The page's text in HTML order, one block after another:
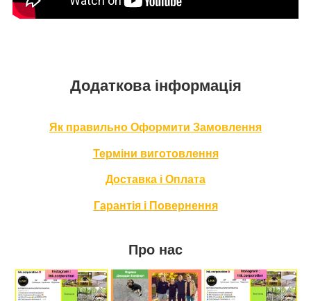
Додаткова інформація
Як правильно Оформити Замовлення
Терміни виготовлення
Доставка і Оплата
Гарантія і Повернення
Про нас